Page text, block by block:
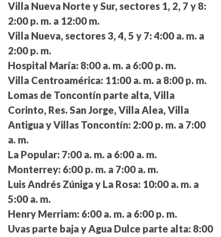
Villa Nueva Norte y Sur, sectores 1, 2, 7 y 8:
2:00 p. m. a 12:00 m.
Villa Nueva, sectores 3, 4, 5 y 7: 4:00 a. m. a
2:00 p. m.
Hospital María: 8:00 a. m. a 6:00 p. m.
Villa Centroamérica: 11:00 a. m. a 8:00 p. m.
Lomas de Toncontín parte alta, Villa
Corinto, Res. San Jorge, Villa Alea, Villa
Antigua y Villas Toncontín: 2:00 p. m. a 7:00
a. m.
La Popular: 7:00 a. m. a 6:00 a. m.
Monterrey: 6:00 p. m. a 7:00 a. m.
Luis Andrés Zúniga y La Rosa: 10:00 a. m. a
5:00 a. m.
Henry Merriam: 6:00 a. m. a 6:00 p. m.
Uvas parte baja y Agua Dulce parte alta: 8:00